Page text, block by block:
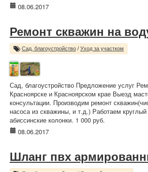
08.06.2017
Ремонт скважин на
Сад, благоустройство / Уход за участком
Сад, благоустройство Предложение услуг
Красноярске и Красноярском крае Выезд
консультации. Производим ремонт
насоса из скважины, и т.д.) Работаем
абиссинские колонки. 1 000 руб.
08.06.2017
Шланг пвх